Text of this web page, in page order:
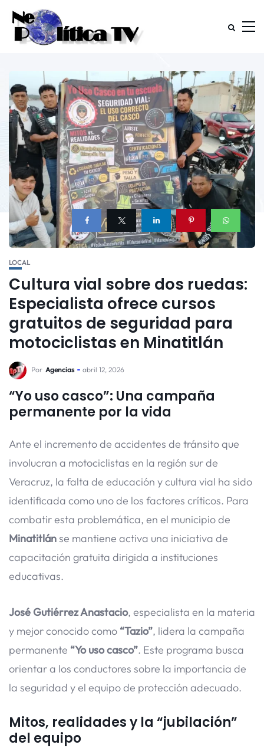
LOCAL
Cultura vial sobre dos ruedas:
Especialista ofrece cursos
gratuitos de seguridad para
motociclistas en Minatitlán
Por Agencias abril 12, 2026
“Yo uso casco”: Una campaña
permanente por la vida
Ante el incremento de accidentes de tránsito que
involucran a motociclistas en la región sur de
Veracruz, la falta de educación y cultura vial ha sido
identificada como uno de los factores críticos. Para
combatir esta problemática, en el municipio de
Minatitlánse mantiene activa una iniciativa de
capacitación gratuita dirigida a instituciones
educativas.
José Gutiérrez Anastacio, especialista en la materia
y mejor conocido como “Tazio”, lidera la campaña
permanente “Yo uso casco”. Este programa busca
orientar a los conductores sobre la importancia de
la seguridad y el equipo de protección adecuado.
Mitos, realidades y la “jubilación”
del equipo